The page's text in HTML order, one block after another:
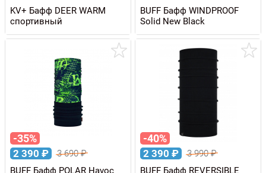
KV+ Бафф DEER WARM
спортивный
BUFF Бафф WINDPROOF
Solid New Black
-35%
2 390 ₽ 3 690₽
BUFF Бафф POLAR Havoc
-40%
2 390 ₽ 3 990₽
BUFF Бафф REVERSIBLE